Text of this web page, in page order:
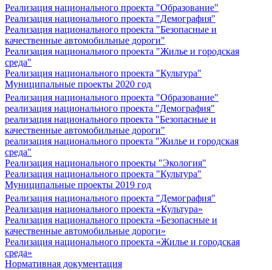
Реализация национального проекта "Образование"
Реализация национального проекта "Демография"
Реализация национального проекта "Безопасные и
качественные автомобильные дороги"
Реализация национального проекта "Жилье и городская
среда"
Реализация национального проекта "Культура"
Муниципальные проекты 2020 год
Реализация национального проекта "Образование"
реализация национального проекта "Демография"
реализация национального проекта "Безопасные и
качественные автомобильные дороги"
реализация национального проекта "Жилье и городская
среда"
Реализация национального проекты "Экология"
Реализация национального проекта "Культура"
Муниципальные проекты 2019 год
Реализация национального проекта "Демография"
Реализация национального проекта «Культура»
Реализация национального проекта «Безопасные и
качественные автомобильные дороги»
Реализация национального проекта «Жилье и городская
среда»
Нормативная документация